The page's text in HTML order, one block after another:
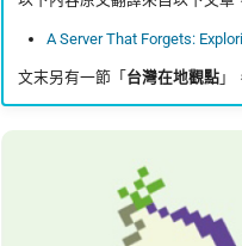
A Server That Forgets:
文末另有一節「 台灣在地觀點」